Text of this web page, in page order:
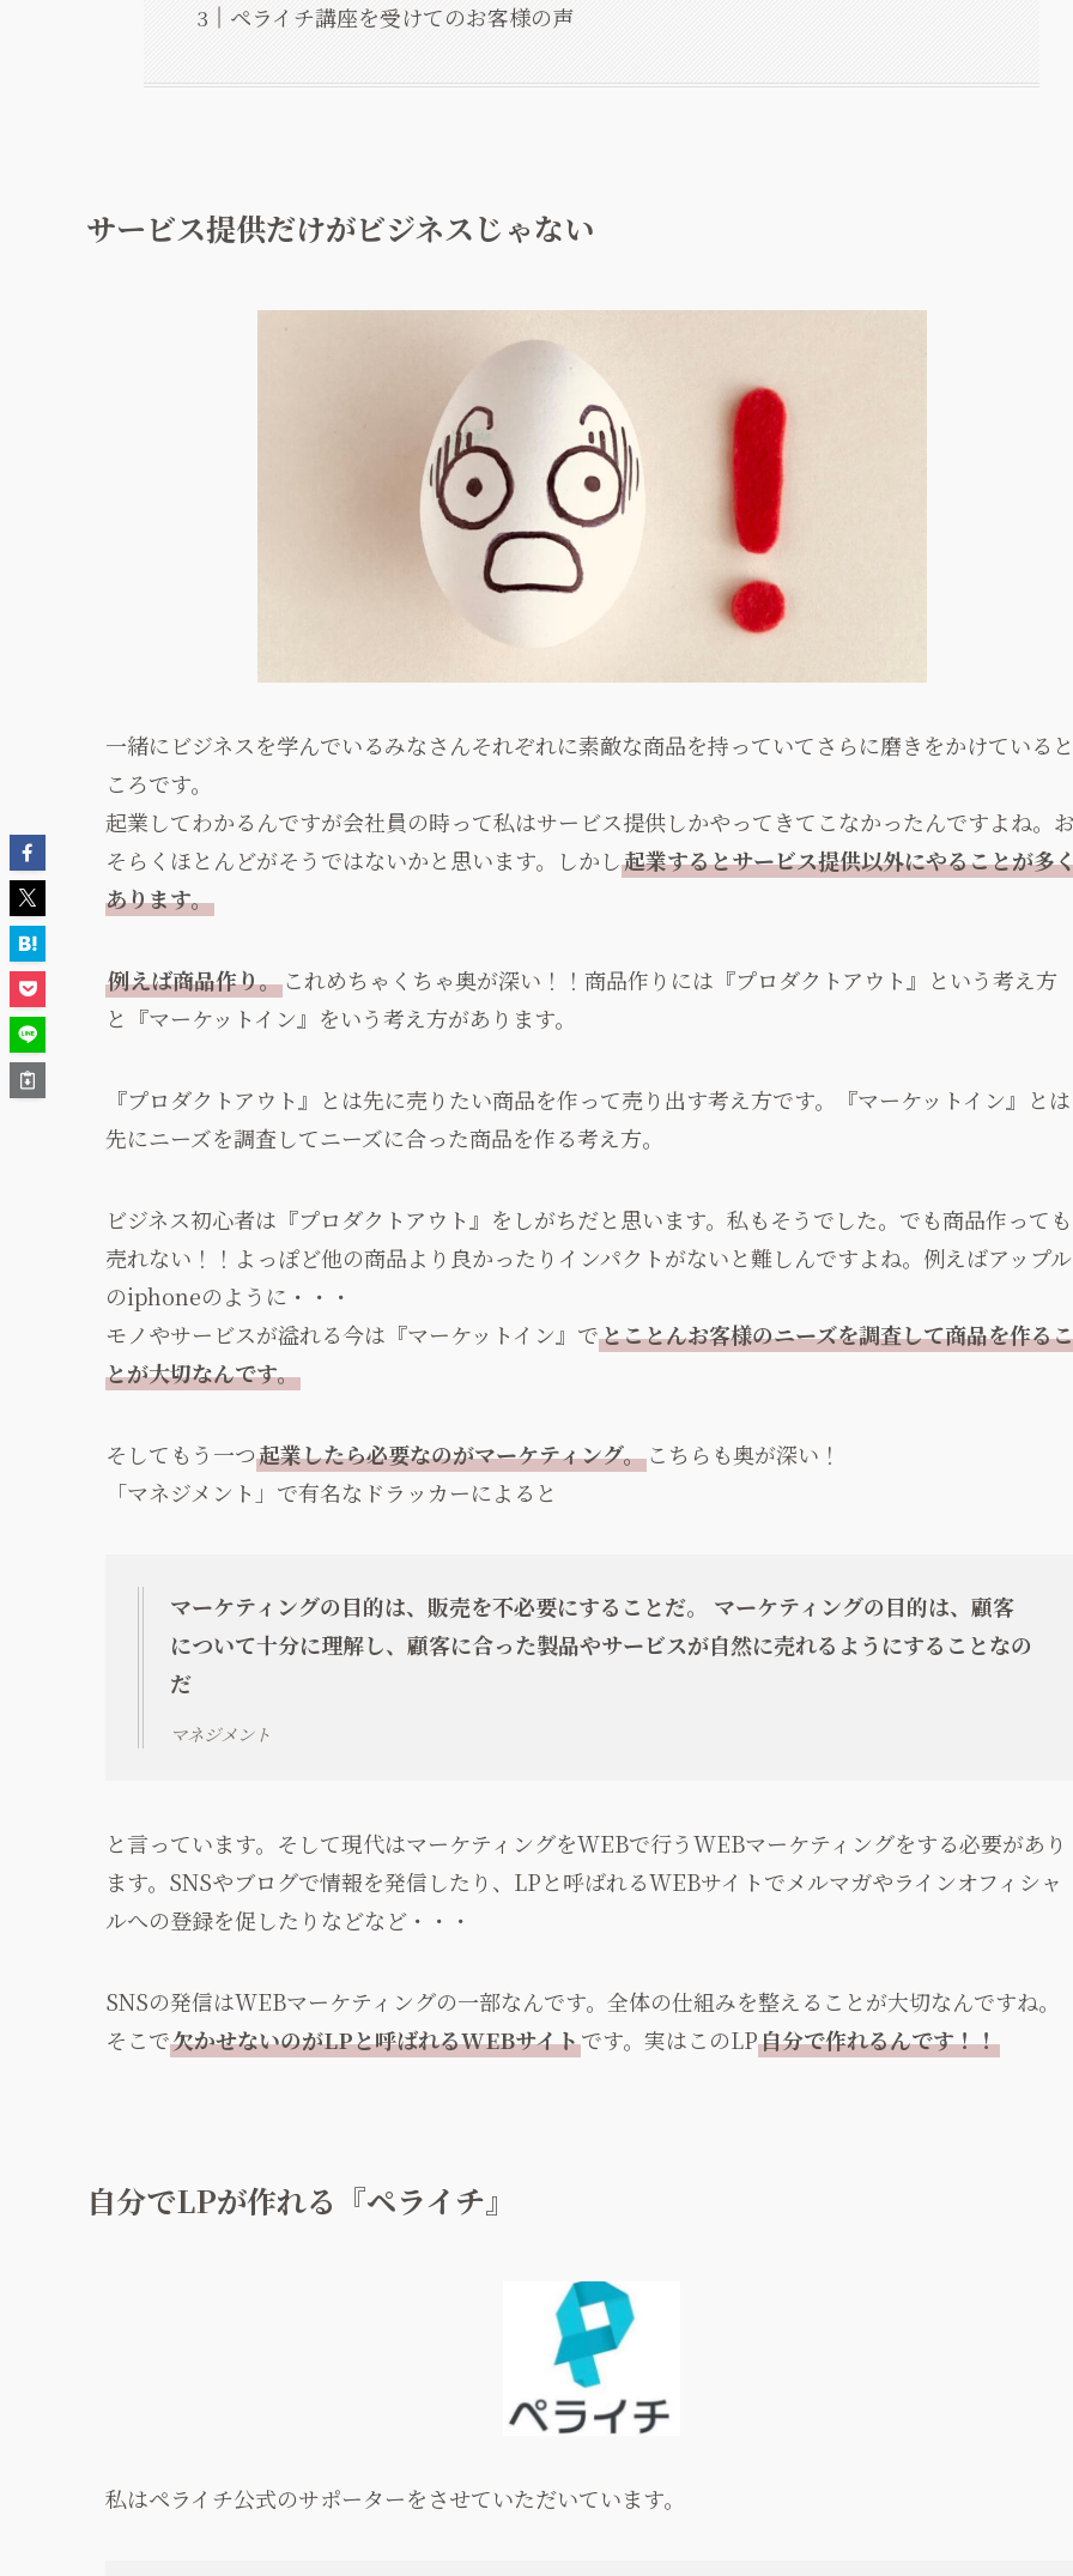
ペライチ講座を受けてのお客様の声
サービス提供だけがビジネスじゃない
一緒にビジネスを学んでいるみなさんそれぞれに素敵な商品を持っていてさらに磨きをかけていると
ころです。
起業してわかるんですが会社員の時って私はサービス提供しかやってきてこなかったんですよね。
そらくほとんどがそうではないかと思います。しかし起業するとサービス提供以外にやることが多
あります。
例えば商品作り。これめちゃくちゃ奥が深い！！商品作りには『プロダクトアウト』という考え方
と『マーケットイン』をいう考え方があります。
『プロダクトアウト』とは先に売りたい商品を作って売り出す考え方です。『マーケットイン』とは
先にニーズを調査してニーズに合った商品を作る考え方。
ビジネス初心者は『プロダクトアウト』をしがちだと思います。私もそうでした。でも商品作っても
売れない！！よっぽど他の商品より良かったりインパクトがないと難しんですよね。例えばアップル
のiphoneのように・・・
モノやサービスが溢れる今は『マーケットイン』でとことんお客様のニーズを調査して商品を作るこ
とが大切なんです。
そしてもう一つ起業したら必要なのがマーケティング。こちらも奥が深い！
「マネジメント」で有名なドラッカーによると
マーケティングの目的は、販売を不必要にすることだ。
マーケティングの目的は、顧客
について十分に理解し、顧客に合った製品やサービスが自然に売れるようにすることなの
だ
マネジメント
と言っています。そして現代はマーケティングをWEBで行うWEBマーケティングをする必要があり
ます。SNSやブログで情報を発信したり、LPと呼ばれるWEBサイトでメルマガやラインオフィシャ
ルへの登録を促したりなどなど・・・
SNSの発信はWEBマーケティングの一部なんです。全体の仕組みを整えることが大切なんですね。
そこで欠かせないのがLPと呼ばれるWEBサイトです。実はこのLP自分で作れるんです！！
自分でLPが作れる『ペライチ』
私はペライチ公式のサポーターをさせていただいています。